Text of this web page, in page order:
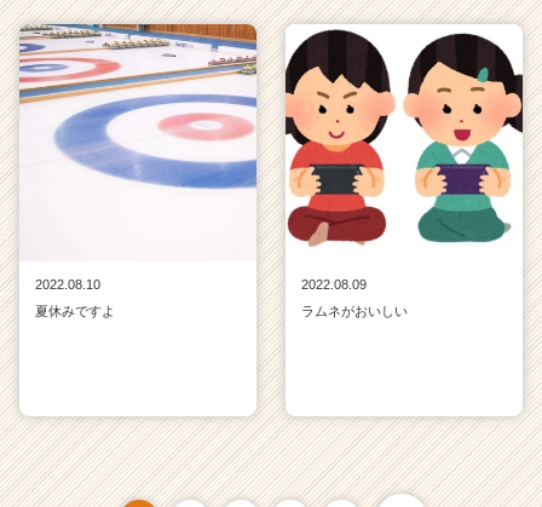
2022.08.10
夏休みですよ
2022.08.09
ラムネがおいしい